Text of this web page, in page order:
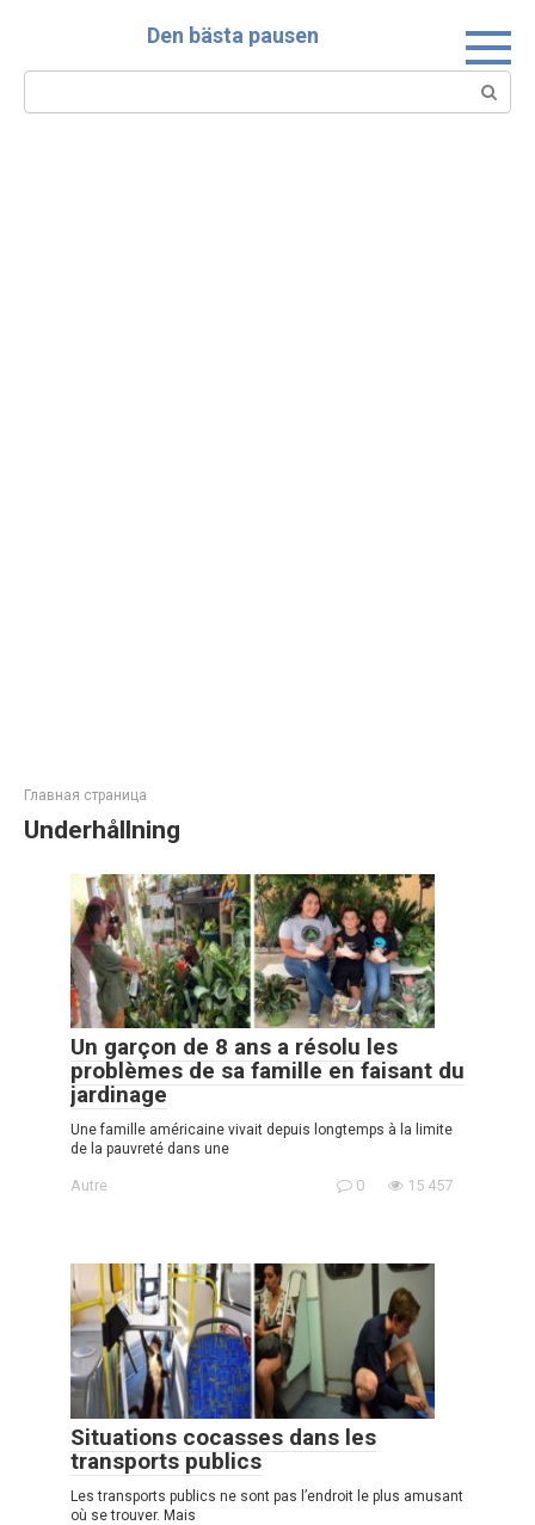
Den bästa pausen
Search:
Главная страница
Underhållning
Un garçon de 8 ans a résolu les
problèmes de sa famille en faisant du
jardinage
Une famille américaine vivait depuis longtemps à la limite
de la pauvreté dans une
Autre 0 15 457
Situations cocasses dans les
transports publics
Les transports publics ne sont pas l’endroit le plus amusant
où se trouver. Mais